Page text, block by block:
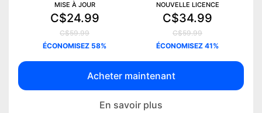
MISE À JOUR
C$24.99
C$59.99
ÉCONOMISEZ 58%
NOUVELLE LICENCE
C$34.99
C$59.99
ÉCONOMISEZ 41%
Acheter maintenant
En savoir plus